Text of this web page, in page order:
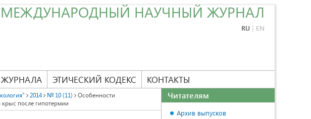
МЕЖДУНАРОДНЫЙ НАУЧНЫЙ ЖУРНАЛ
RU | EN
ЭТИЧЕСКИЙ КОДЕКС КОНТАКТЫ
2014 № 10 (11)
Особенности
крыс после гипотермии
Читателям
Архив выпусков